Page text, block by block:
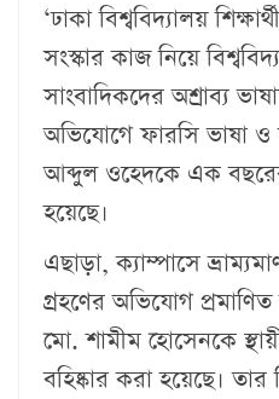
‘ঢাকা বিশ্ববিদ্যালয়
সংস্কার কাজ নিয়ে
সাংবাদিকদের অশ্রাব্য
অভিযোগে ফারসি ভাষা ও
আব্দুল ওহেদকে এক
হয়েছে।
এছাড়া, ক্যাম্পাসে
গ্রহণের অভিযোগ
মো. শামীম হোসেনকে
বহিষ্কার করা হয়েছে।